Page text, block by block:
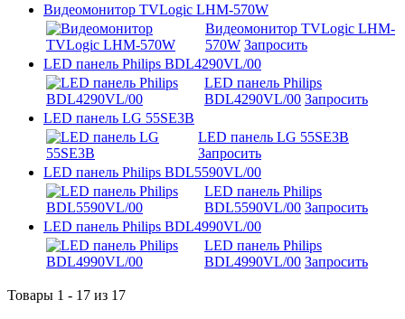
Видеомонитор TVLogic LHM-570W
Видеомонитор TVLogic LHM-
570W Запросить
LED панель Philips BDL4290VL/00
LED панель Philips
BDL4290VL/00 Запросить
LED панель LG 55SE3B
LED панель LG 55SE3B
Запросить
LED панель Philips BDL5590VL/00
LED панель Philips
BDL5590VL/00 Запросить
LED панель Philips BDL4990VL/00
LED панель Philips
BDL4990VL/00 Запросить
Товары 1 - 17 из 17